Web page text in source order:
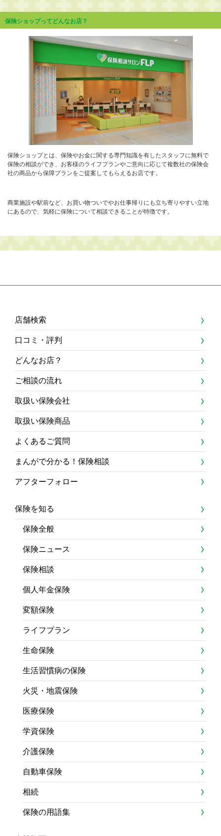
保険ショップってどんなお店？
保険ショップとは、保険やお金に関する専門知識を有したスタッフに無料で
保険の相談ができ、お客様のライフプランやご意向に応じて複数社の保険会
社の商品から保障プランをご提案してもらえるお店です。
商業施設や駅前など、お買い物ついでやお仕事帰りにも立ち寄りやすい立地
にあるので、気軽に保険について相談できることが特徴です。
店舗検索
口コミ・評判
どんなお店？
ご相談の流れ
取扱い保険会社
取扱い保険商品
よくあるご質問
まんがで分かる！保険相談
アフターフォロー
保険を知る
保険全般
保険ニュース
保険相談
個人年金保険
変額保険
ライフプラン
生命保険
生活習慣病の保険
火災・地震保険
医療保険
学資保険
介護保険
自動車保険
相続
保険の用語集